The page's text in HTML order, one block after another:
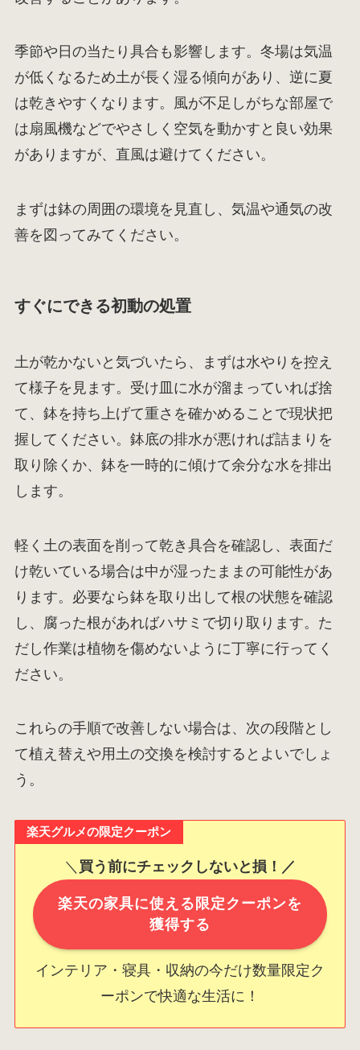
季節や日の当たり具合も影響します。冬場は気温
が低くなるため土が長く湿る傾向があり、逆に夏
は乾きやすくなります。風が不足しがちな部屋で
は扇風機などでやさしく空気を動かすと良い効果
がありますが、直風は避けてください。
まずは鉢の周囲の環境を見直し、気温や通気の改
善を図ってみてください。
すぐにできる初動の処置
土が乾かないと気づいたら、まずは水やりを控え
て様子を見ます。受け皿に水が溜まっていれば捨
て、鉢を持ち上げて重さを確かめることで現状把
握してください。鉢底の排水が悪ければ詰まりを
取り除くか、鉢を一時的に傾けて余分な水を排出
します。
軽く土の表面を削って乾き具合を確認し、表面だ
け乾いている場合は中が湿ったままの可能性があ
ります。必要なら鉢を取り出して根の状態を確認
し、腐った根があればハサミで切り取ります。た
だし作業は植物を傷めないように丁寧に行ってく
ださい。
これらの手順で改善しない場合は、次の段階とし
て植え替えや用土の交換を検討するとよいでしょ
う。
楽天グルメの限定クーポン
＼ 買う前にチェックしないと損！／
楽天の家具に使える限定クーポンを
獲得する
インテリア・寝具・収納の今だけ数量限定ク
ーポンで快適な生活に！